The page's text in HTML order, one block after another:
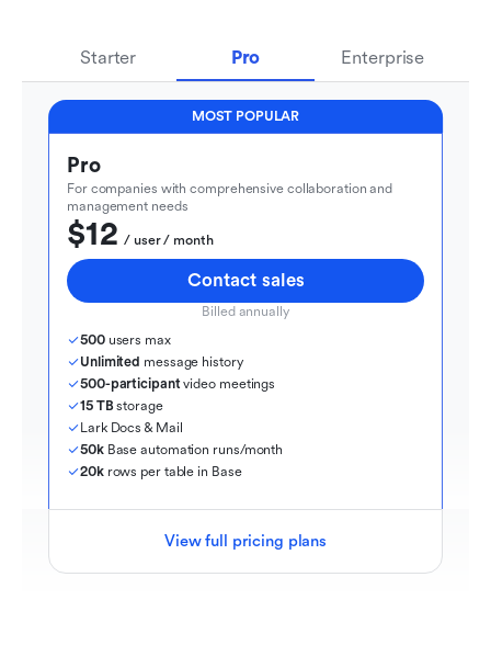
Starter Pro Enterprise
MOST POPULAR
Pro
For companies with comprehensive collaboration and
management needs
$12
  / user / month
Contact sales
Billed annually
500 users max
Unlimited message history
500-participant video meetings
15 TB storage
Lark Docs & Mail
50k Base automation runs/month
20k rows per table in Base
View full pricing plans